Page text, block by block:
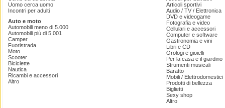
Uomo cerca uomo
Incontri per adulti
Auto e moto
Automobili meno di 5.000
Automobili più di 5.001
Camper
Fuoristrada
Moto
Scooter
Biciclette
Nautica
Ricambi e accessori
Altro
Articoli sportivi
Audio / TV / Elettronica
DVD e videogame
Fotografia e video
Cellulari e accessori
Computer e software
Gastronomia e vini
Libri e CD
Orologi e gioielli
Per la casa e il giardino
Strumenti musicali
Baratto
Mobili / Elettrodomestici
Prodotti di bellezza
Biglietti
Sexy shop
Altro